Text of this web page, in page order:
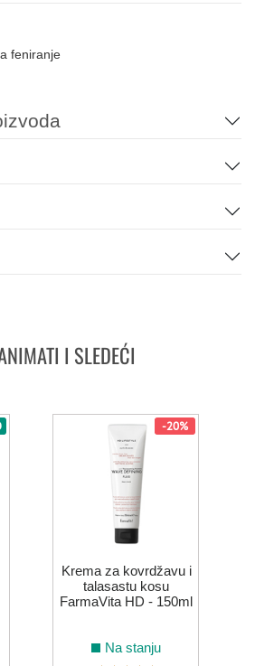
feniranje
I SLEDEĆI
-20%
Krema za kovrdžavu i
talasastu kosu
FarmaVita HD - 150ml
Na stanju